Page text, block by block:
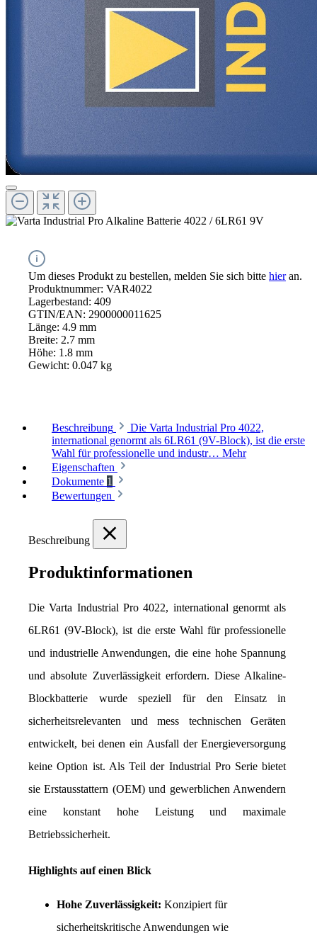
Um dieses Produkt zu bestellen, melden Sie sich bitte hieran.
Produktnummer: VAR4022
Lagerbestand: 409
GTIN/EAN: 2900000011625
Länge: 4.9 mm
Breite: 2.7 mm
Höhe: 1.8 mm
Gewicht: 0.047 kg
Beschreibung
Die Varta Industrial Pro 4022,
international genormt als 6LR61 (9V-Block), ist die erste
Wahl für professionelle und industr… Mehr
Eigenschaften
Dokumente 1
Bewertungen
Beschreibung
Produktinformationen
Die Varta Industrial Pro 4022, international genormt als
6LR61 (9V-Block), ist die erste Wahl für professionelle
und industrielle Anwendungen, die eine hohe Spannung
und absolute Zuverlässigkeit erfordern. Diese Alkaline-
Blockbatterie wurde speziell für den Einsatz in
sicherheitsrelevanten und mess technischen Geräten
entwickelt, bei denen ein Ausfall der Energieversorgung
keine Option ist. Als Teil der Industrial Pro Serie bietet
sie Erstausstattern (OEM) und gewerblichen Anwendern
eine konstant hohe Leistung und maximale
Betriebssicherheit.
Highlights auf einen Blick
Hohe Zuverlässigkeit: Konzipiert für
sicherheitskritische Anwendungen wie